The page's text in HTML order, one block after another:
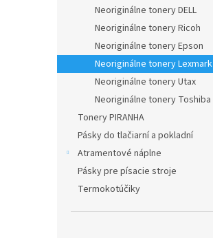
Neoriginálne tonery DELL
Neoriginálne tonery Ricoh
Neoriginálne tonery Epson
Neoriginálne tonery Lexmark
Neoriginálne tonery Utax
Neoriginálne tonery Toshiba
Tonery PIRANHA
Pásky do tlačiarní a pokladní
Atramentové náplne
Pásky pre písacie stroje
Termokotúčiky